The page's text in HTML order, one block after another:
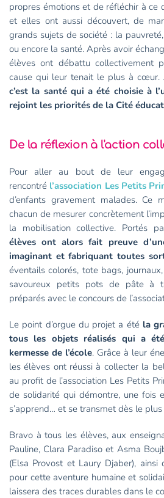
propres émotions et de réfléchir à ce
et elles ont aussi découvert, de
grands sujets de société : la pauvreté,
ou encore la santé. Après avoir
élèves ont débattu collectivement
cause qui leur tenait le plus à cœur.
c’est la santé qui a été choisie à
rejoint les priorités de la Cité
De la réflexion à l'action
Pour aller au bout de leur
rencontré l’association Les Petits
d’enfants gravement malades. Ce
chacun de mesurer concrètement
la mobilisation collective. Portés
élèves ont alors fait preuve
imaginant et fabriquant toutes
éventails colorés, tote bags,
savoureux petits pots de pâte à
préparés avec le concours de
Le point d’orgue du projet a été la
tous les objets réalisés qui a
kermesse de l’école. Grâce à leur
les élèves ont réussi à collecter la
au profit de l’association Les Petits
de solidarité qui démontre, une fois
s’apprend… et se transmet dès le
Bravo à tous les élèves, aux
Pauline, Clara Paradiso et Asma
(Elsa Provost et Laury Djaber), ainsi
pour cette aventure humaine et
laissera des traces durables dans le